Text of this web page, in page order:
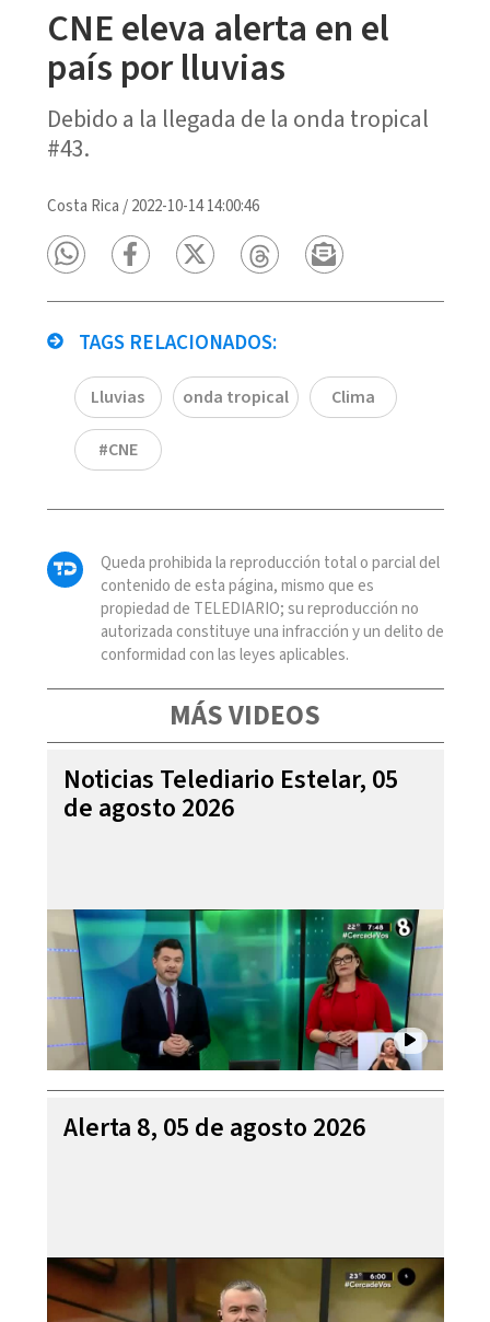
CNE eleva alerta en el
país por lluvias
Debido a la llegada de la onda tropical
#43.
Costa Rica /2022-10-14 14:00:46
TAGS RELACIONADOS:
Lluvias onda tropical Clima
#CNE
Queda prohibida la reproducción total o parcial del
contenido de esta página, mismo que es
propiedad de TELEDIARIO; su reproducción no
autorizada constituye una infracción y un delito de
conformidad con las leyes aplicables.
MÁS VIDEOS
Noticias Telediario Estelar, 05
de agosto 2026
Alerta 8, 05 de agosto 2026